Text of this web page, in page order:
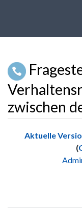
zwischen
Wechseln zu:
Aktuelle
(
n